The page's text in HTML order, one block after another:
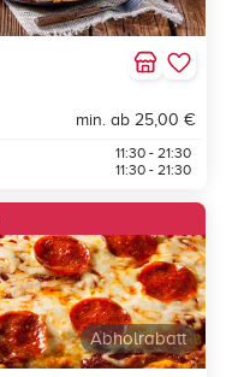
min. ab 25,00 €
11:30 - 21:30
11:30 - 21:30
Abholrabatt